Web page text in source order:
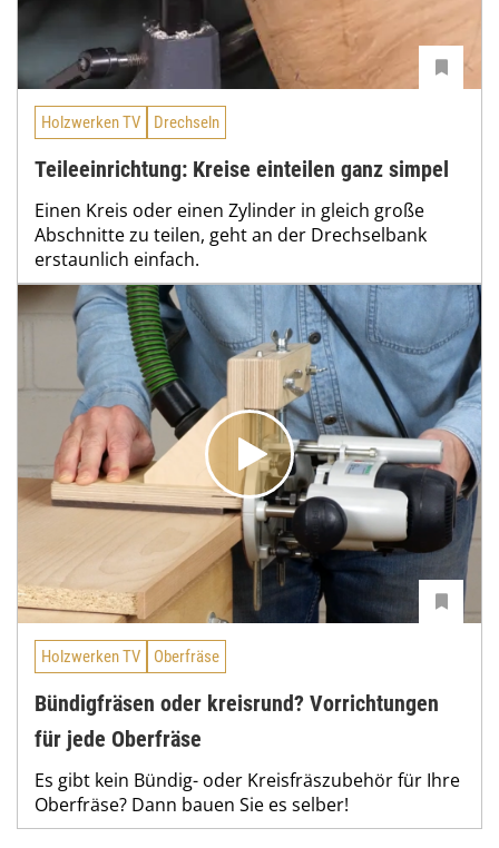
Holzwerken TV Drechseln
Teileeinrichtung: Kreise einteilen ganz simpel
Einen Kreis oder einen Zylinder in gleich große
Abschnitte zu teilen, geht an der Drechselbank
erstaunlich einfach.
Holzwerken TV Oberfräse
Bündigfräsen oder kreisrund? Vorrichtungen
für jede Oberfräse
Es gibt kein Bündig- oder Kreisfräszubehör für Ihre
Oberfräse? Dann bauen Sie es selber!